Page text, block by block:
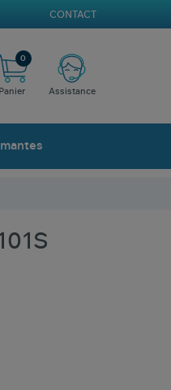
CONTACT
Panier
0
Assistance